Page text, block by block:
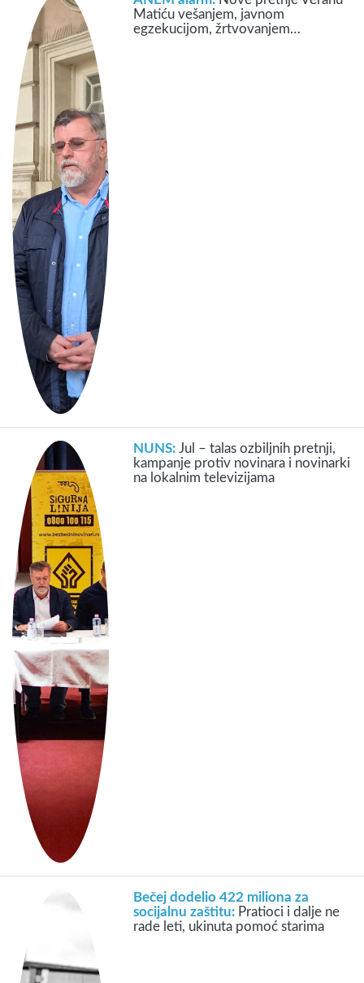
Matiću vešanjem, javnom
egzekucijom, žrtvovanjem…
NUNS:Jul – talas ozbiljnih pretnji,
kampanje protiv novinara i novinarki
na lokalnim televizijama
Bečej dodelio 422 miliona za
socijalnu zaštitu: Pratioci i dalje ne
rade leti, ukinuta pomoć starima